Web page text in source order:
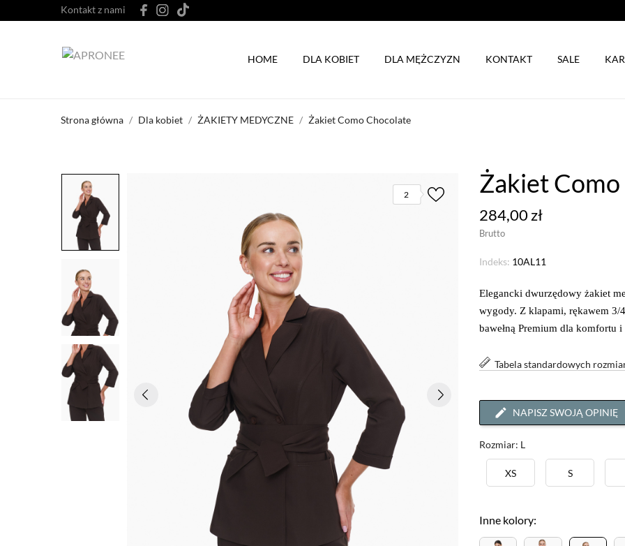
Kontakt z nami
HOME DLA KOBIET DLA MĘŻCZYZN KONTAKT SALE
Strona główna Dla kobiet ŻAKIETY MEDYCZNE Żakiet Como Chocolate
2 Żakiet
284,00 zł
Brutto
Indeks: 10AL11
Elegancki dwurzędowy żakiet
wygody. Z klapami, rękawem
bawełną Premium dla komfortu
Tabela standardowych
NAPISZ SWOJĄ OPINIĘ
Rozmiar: L
XS S
Inne kolory: